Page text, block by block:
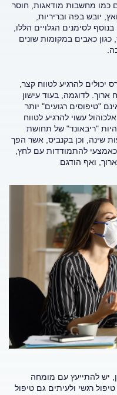
כמו מחשבות מודאגות, חוסר
יובש בפה ובריריות,
לסימנים הגלויים הללו,
כאבים במקומות שונים
להרגיע לטווח קצר,
לדוגמה, בעוד עישון
"טיפוסים רגועים" יותר
עשוי להרגיע לטווח
"ריבאונד" של תחושת
שינה, וכן בקנביס, אשר הפך
כאמצעי להתמודדות עם לחץ,
ואף הודגם
יש להתייעץ עם מומחה
רגשי ולעיתים גם טיפול